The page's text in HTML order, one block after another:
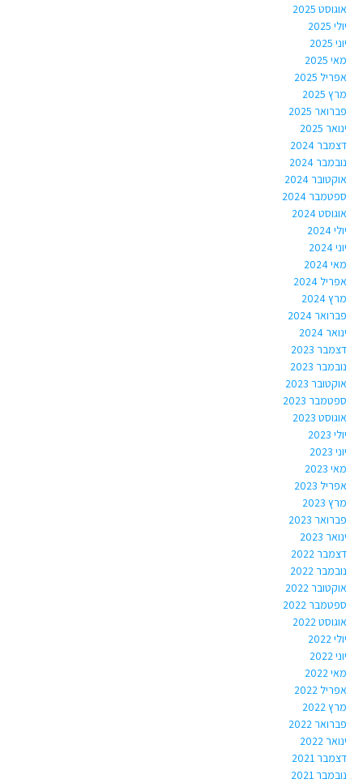
אוגוסט 2025
יולי 2025
יוני 2025
מאי 2025
אפריל 2025
מרץ 2025
פברואר 2025
ינואר 2025
דצמבר 2024
נובמבר 2024
אוקטובר 2024
ספטמבר 2024
אוגוסט 2024
יולי 2024
יוני 2024
מאי 2024
אפריל 2024
מרץ 2024
פברואר 2024
ינואר 2024
דצמבר 2023
נובמבר 2023
אוקטובר 2023
ספטמבר 2023
אוגוסט 2023
יולי 2023
יוני 2023
מאי 2023
אפריל 2023
מרץ 2023
פברואר 2023
ינואר 2023
דצמבר 2022
נובמבר 2022
אוקטובר 2022
ספטמבר 2022
אוגוסט 2022
יולי 2022
יוני 2022
מאי 2022
אפריל 2022
מרץ 2022
פברואר 2022
ינואר 2022
דצמבר 2021
נובמבר 2021